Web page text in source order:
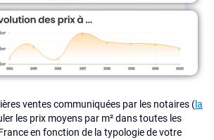
ventes communiquées par les notaires (la
les prix moyens par m² dans toutes les
en fonction de la typologie de votre